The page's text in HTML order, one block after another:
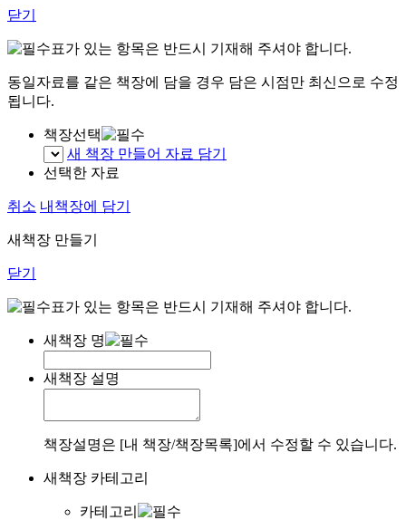
닫기
표가 있는 항목은 반드시 기재해 주셔야 합니다.
동일자료를 같은 책장에 담을 경우 담은 시점만 최신으로 수정
됩니다.
책장선택
새 책장 만들어 자료 담기
선택한 자료
취소 내책장에 담기
새책장 만들기
닫기
표가 있는 항목은 반드시 기재해 주셔야 합니다.
새책장 명
새책장 설명
책장설명은 [내 책장/책장목록]에서 수정할 수 있습니다.
새책장 카테고리
카테고리